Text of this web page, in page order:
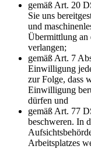
gemäß Art. 20
Sie uns
und
Übermittlung an
verlangen;
gemäß Art. 7
Einwilligung
zur Folge, dass
Einwilligung
dürfen und
gemäß Art. 77
beschweren. In
Arbeitsplatzes